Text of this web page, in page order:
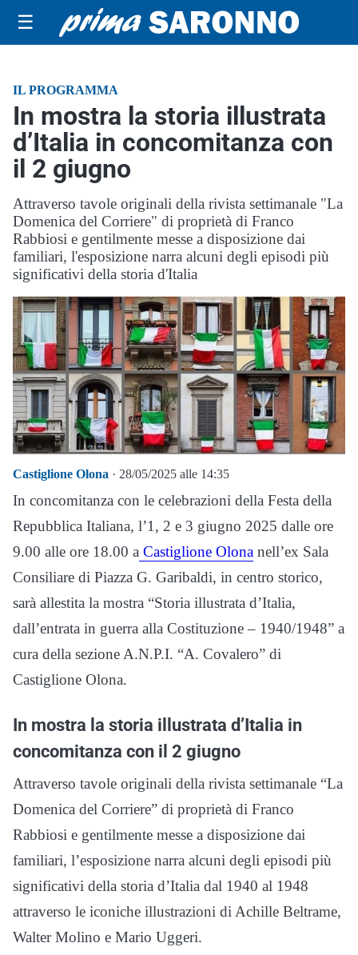
☰
IL PROGRAMMA
In mostra la storia illustrata
d’Italia in concomitanza con
il 2 giugno
Attraverso tavole originali della rivista settimanale "La
Domenica del Corriere" di proprietà di Franco
Rabbiosi e gentilmente messe a disposizione dai
familiari, l'esposizione narra alcuni degli episodi più
significativi della storia d'Italia
Castiglione Olona · 28/05/2025 alle 14:35
In concomitanza con le celebrazioni della Festa della
Repubblica Italiana, l’1, 2 e 3 giugno 2025 dalle ore
9.00 alle ore 18.00 a Castiglione Olona nell’ex Sala
Consiliare di Piazza G. Garibaldi, in centro storico,
sarà allestita la mostra “Storia illustrata d’Italia,
dall’entrata in guerra alla Costituzione – 1940/1948” a
cura della sezione A.N.P.I. “A. Covalero” di
Castiglione Olona.
In mostra la storia illustrata d’Italia in
concomitanza con il 2 giugno
Attraverso tavole originali della rivista settimanale “La
Domenica del Corriere” di proprietà di Franco
Rabbiosi e gentilmente messe a disposizione dai
familiari, l’esposizione narra alcuni degli episodi più
significativi della storia d’Italia dal 1940 al 1948
attraverso le iconiche illustrazioni di Achille Beltrame,
Walter Molino e Mario Uggeri.